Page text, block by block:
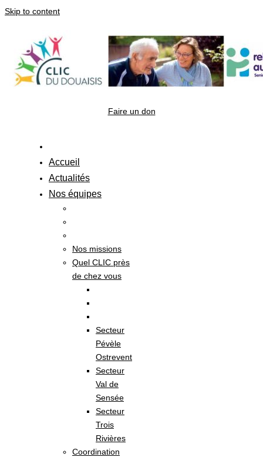
Skip to content
Faire un don
Accueil
Actualités
Nos équipes
Nos missions
Quel CLIC près
de chez vous
Secteur
Pévèle
Ostrevent
Secteur
Val de
Sensée
Secteur
Trois
Rivières
Coordination